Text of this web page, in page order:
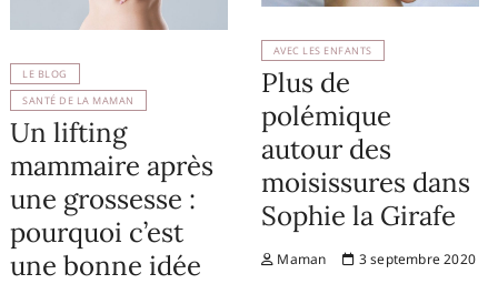
LE BLOG
SANTÉ DE LA MAMAN
Un lifting
mammaire après
une grossesse :
pourquoi c’est
une bonne idée
AVEC LES ENFANTS
Plus de
polémique
autour des
moisissures dans
Sophie la Girafe
Maman 3 septembre 2020